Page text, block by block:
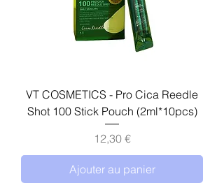
VT COSMETICS - Pro Cica Reedle
Shot 100 Stick Pouch (2ml*10pcs)
Prix
12,30 €
Ajouter au panier